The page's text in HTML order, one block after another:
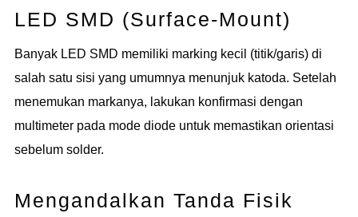
LED SMD (Surface-Mount)
Banyak LED SMD memiliki marking kecil (titik/garis) di
salah satu sisi yang umumnya menunjuk katoda. Setelah
menemukan markanya, lakukan konfirmasi dengan
multimeter pada mode diode untuk memastikan orientasi
sebelum solder.
Mengandalkan Tanda Fisik